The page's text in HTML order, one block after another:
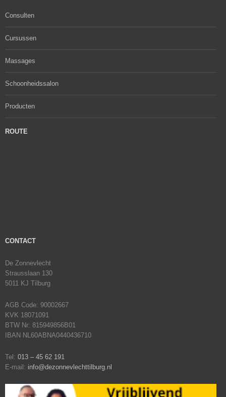
Consulten
Cursussen
Massages
Schoonheidssalon
Producten
ROUTE
CONTACT
De Zonnevlecht
Strausslaan 130
5011 KJ Tilburg
AGB Code: 90002667
KVK 18071091
BTW Nr: 815949856B01
IBAN NL60ABNA0440436710
Tel: 013 – 45 62 191
E-mail: info@dezonnevlechttilburg.nl